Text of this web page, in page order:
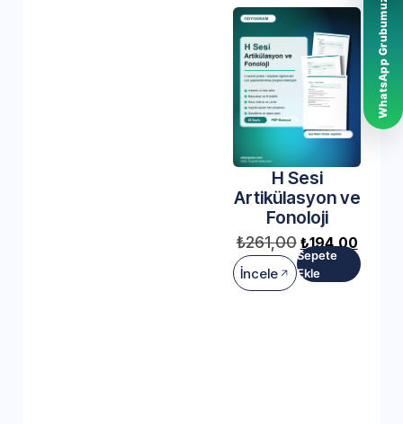
H Sesi
Artikülasyon ve
Fonoloji
₺261,00 ₺194,00
İncele
Sepete
Ekle
WhatsApp Grubumuz